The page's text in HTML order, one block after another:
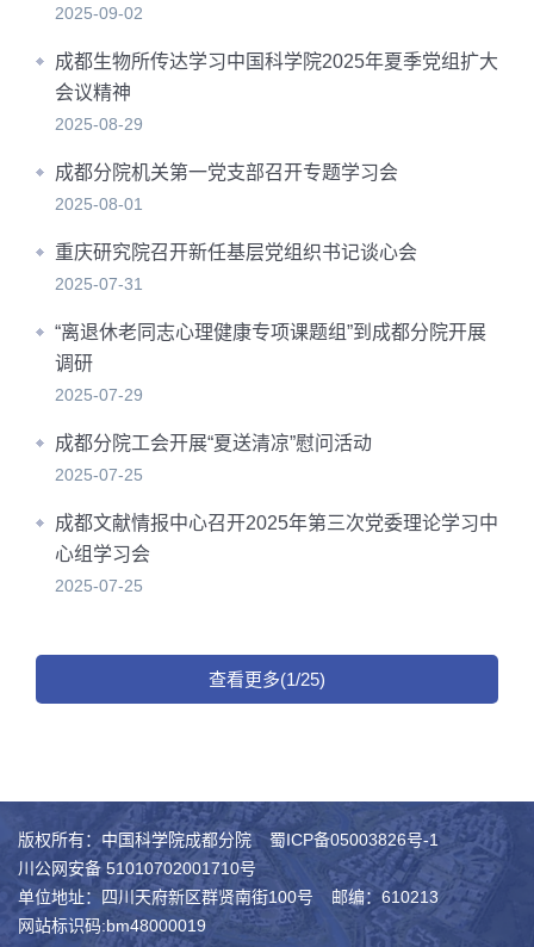
2025-09-02
成都生物所传达学习中国科学院2025年夏季党组扩大
会议精神
2025-08-29
成都分院机关第一党支部召开专题学习会
2025-08-01
重庆研究院召开新任基层党组织书记谈心会
2025-07-31
“离退休老同志心理健康专项课题组”到成都分院开展
调研
2025-07-29
成都分院工会开展“夏送清凉”慰问活动
2025-07-25
成都文献情报中心召开2025年第三次党委理论学习中
心组学习会
2025-07-25
查看更多(1/25)
版权所有：中国科学院成都分院
蜀ICP备05003826号-1
川公网安备 51010702001710号
单位地址：四川天府新区群贤南街100号
邮编：610213
网站标识码:bm48000019